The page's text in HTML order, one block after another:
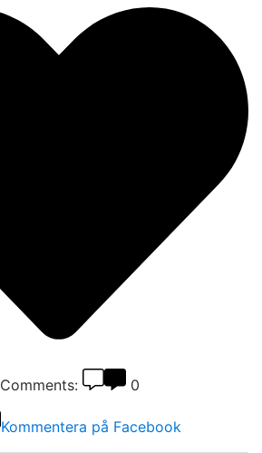
Comments: 0
Kommentera på Facebook